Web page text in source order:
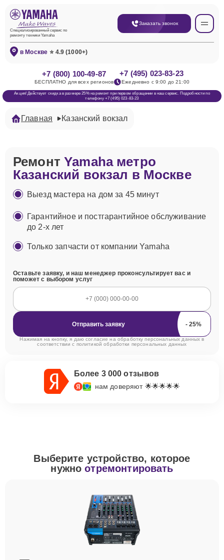
Специализированный сервис по
ремонту техники Yamaha
Заказать звонок
в Москве ⭐ 4.9 (1000+)
+7 (800) 100-49-87
БЕСПЛАТНО для всех регионов
+7 (495) 023-83-23
Ежедневно с 9:00 до 21:00
Акция! Действует скидка в размере 25% на ремонт при первом обращении в наш сервис. Подробности по
телефону +7 (495) 023-83-23
Главная Казанский вокзал
РемонтYamaha метро
Казанский вокзал в Москве
Выезд мастера на дом за 45 минут
Гарантийное и постгарантийное обслуживание
до 2-х лет
Только запчасти от компании Yamaha
Оставьте заявку, и наш менеджер проконсультирует вас и
поможет с выбором услуг
Отправить заявку
Нажимая на кнопку, я даю согласие на обработку персональных данных в
соответствии с политикой обработки персональных данных
Более 3 000 отзывов
нам доверяют 🌟🌟🌟🌟🌟
Выберите устройство, которое
нужноотремонтировать